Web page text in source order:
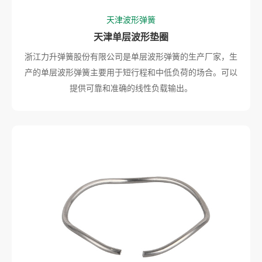
天津波形弹簧
天津单层波形垫圈
浙江力升弹簧股份有限公司是单层波形弹簧的生产厂家，生
产的单层波形弹簧主要用于短行程和中低负荷的场合。可以
提供可靠和准确的线性负载输出。